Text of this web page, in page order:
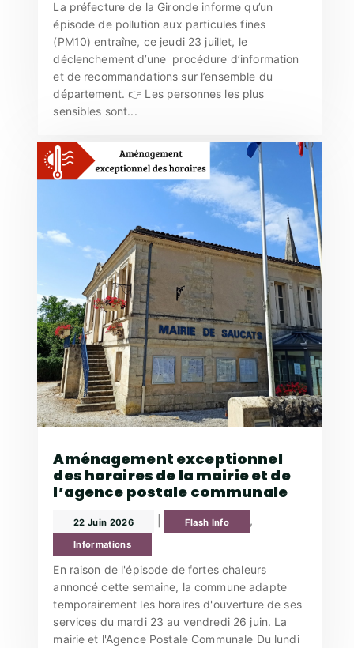
La préfecture de la Gironde informe qu’un
épisode de pollution aux particules fines
(PM10) entraîne, ce jeudi 23 juillet, le
déclenchement d’une procédure d’information
et de recommandations sur l’ensemble du
département. 👉 Les personnes les plus
sensibles sont...
Aménagement exceptionnel
des horaires de la mairie et de
l’agence postale communale
22 Juin 2026 Flash Info ,
Informations
En raison de l'épisode de fortes chaleurs
annoncé cette semaine, la commune adapte
temporairement les horaires d'ouverture de ses
services du mardi 23 au vendredi 26 juin. La
mairie et l'Agence Postale Communale Du lundi